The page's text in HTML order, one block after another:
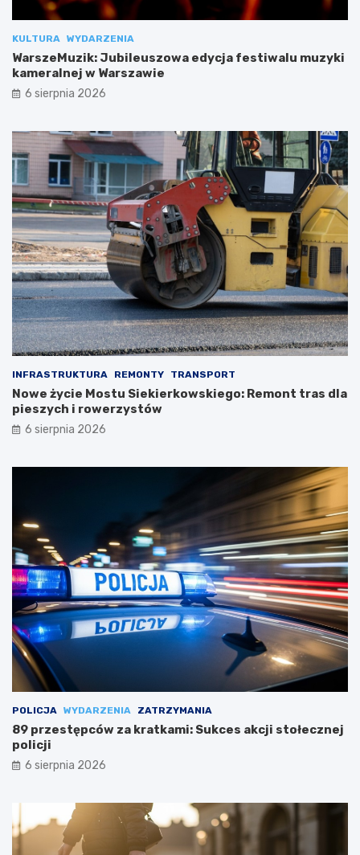
KULTURA WYDARZENIA
WarszeMuzik: Jubileuszowa edycja festiwalu muzyki
kameralnej w Warszawie
6 sierpnia 2026
INFRASTRUKTURA REMONTY TRANSPORT
Nowe życie Mostu Siekierkowskiego: Remont tras dla
pieszych i rowerzystów
6 sierpnia 2026
POLICJA WYDARZENIA ZATRZYMANIA
89 przestępców za kratkami: Sukces akcji stołecznej
policji
6 sierpnia 2026